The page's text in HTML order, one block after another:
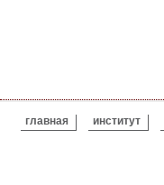
ВЫ ЗДЕСЬ
главная институт